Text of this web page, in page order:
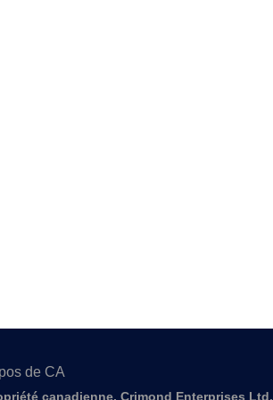
de CA
canadienne, Crimond Enterprises Ltd.